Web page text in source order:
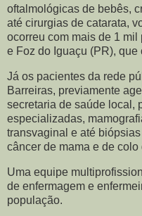
oftalmológicas de bebês,
até cirurgias de catarata,
ocorreu com mais de 1
e Foz do Iguaçu (PR), que
Já os pacientes da rede
Barreiras, previamente
secretaria de saúde local,
especializadas,
transvaginal e até
câncer de mama e de colo
Uma equipe
de enfermagem e
população.